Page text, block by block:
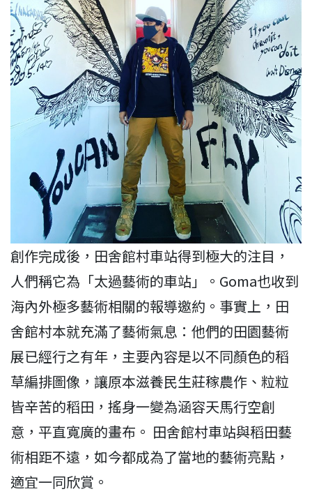
創作完成後，田舍館村車站得到極大的注目，
人們稱它為「太過藝術的車站」。Goma也收到
海內外極多藝術相關的報導邀約。事實上，田
舍館村本就充滿了藝術氣息：他們的田園藝術
展已經行之有年，主要內容是以不同顏色的稻
草編排圖像，讓原本滋養民生莊稼農作、粒粒
皆辛苦的稻田，搖身一變為涵容天馬行空創
意，平直寬廣的畫布。 田舍館村車站與稻田藝
術相距不遠，如今都成為了當地的藝術亮點，
適宜一同欣賞。